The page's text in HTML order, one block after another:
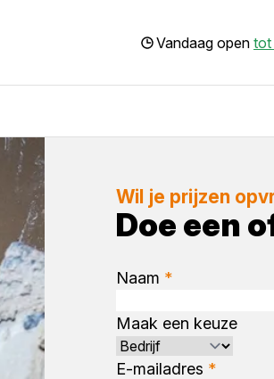
Vandaag open tot
Wil je prijzen
Doe een
Naam *
Maak een keuze
E-mailadres *